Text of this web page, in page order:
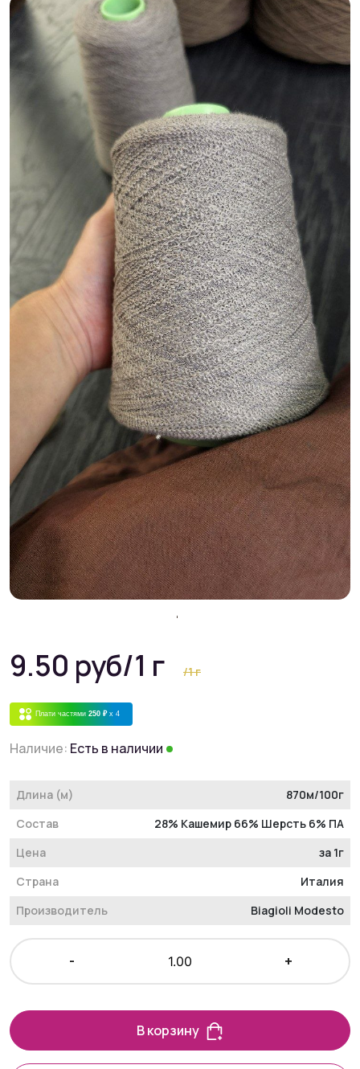
9.50 руб/1 г /1 г
Плати частями 250 ₽ x 4
Наличие: Есть в наличии
Длина (м)
870м/100г
Состав
28% Кашемир 66% Шерсть 6% ПА
Цена
за 1г
Страна
Италия
Производитель
Biagioli Modesto
- +
В корзину